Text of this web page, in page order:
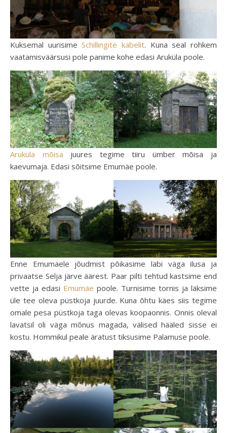
Kuksemal uurisimeSchillingite kabelit. Kuna seal rohkem
vaatamisväärsusi pole panime kohe edasi Aruküla poole.
Aruküla mõisa juures tegime tiiru ümber mõisa ja
kaevumaja. Edasi sõitsime Emumäe poole.
Enne Emumäele jõudmist põikasime läbi väga ilusa ja
privaatse Selja järve äärest. Paar pilti tehtud kastsime end
vette ja edasi Emumäe poole. Turnisime tornis ja läksime
üle tee oleva püstkoja juurde. Kuna õhtu käes siis tegime
omale pesa püstkoja taga olevas koopaonnis. Onnis oleval
lavatsil oli väga mõnus magada, välised hääled sisse ei
kostu. Hommikul peale äratust tiksusime Palamuse poole.